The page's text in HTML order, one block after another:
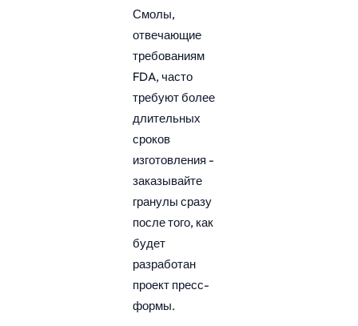
Смолы,
отвечающие
требованиям
FDA, часто
требуют более
длительных
сроков
изготовления -
заказывайте
гранулы сразу
после того, как
будет
разработан
проект пресс-
формы.